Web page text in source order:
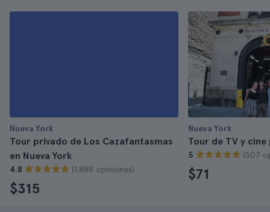
Nueva York
Tour privado de Los Cazafantasmas
en Nueva York
4.8 (1.888 opiniones)
$315
Nueva York
Tour de TV y cine
5 (507
$71